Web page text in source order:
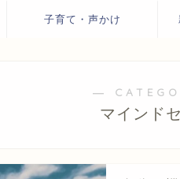
子育て・声かけ
―
マインド